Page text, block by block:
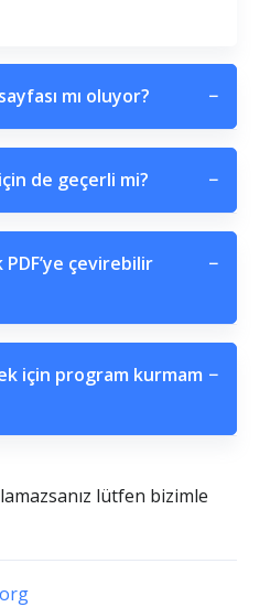
mı oluyor? −
de geçerli mi? −
PDF’ye çevirebilir
−
için program kurmam −
lütfen bizimle